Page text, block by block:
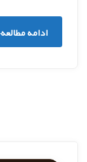
ادامه مطالعه